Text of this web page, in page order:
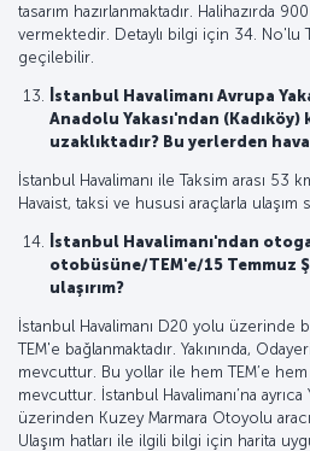
tasarım hazırlanmaktadır. Halihazırda
vermektedir. Detaylı bilgi için 34. No'lu
geçilebilir.
İstanbul Havalimanı Avrupa
Anadolu Yakası'ndan
uzaklıktadır? Bu yerlerden
İstanbul Havalimanı ile Taksim arası 53
Havaist, taksi ve hususi araçlarla ulaşım
İstanbul Havalimanı'ndan
otobüsüne/TEM'e/15 Temmuz
ulaşırım?
İstanbul Havalimanı D20 yolu
TEM'e bağlanmaktadır. Yakınında,
mevcuttur. Bu yollar ile hem TEM’e
mevcuttur. İstanbul Havalimanı’na
üzerinden Kuzey Marmara Otoyolu
Ulaşım hatları ile ilgili bilgi için harita